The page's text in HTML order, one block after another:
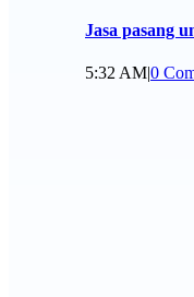
Jasa pasang
5:32 AM|0